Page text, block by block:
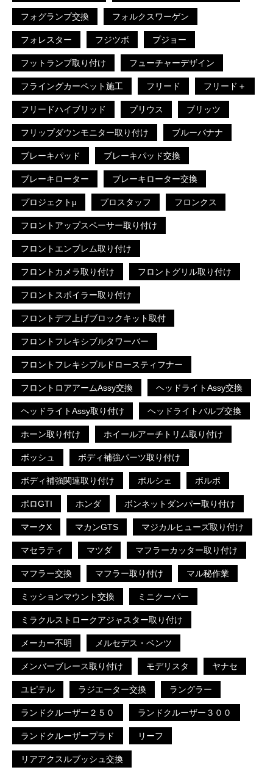
フォグランプ交換 フォルクスワーゲン
フォレスター フジツボ プジョー
フットランプ取り付け フューチャーデザイン
フライングカーペット施工 フリード フリード＋
フリードハイブリッド プリウス ブリッツ
フリップダウンモニター取り付け ブルーバナナ
ブレーキパッド ブレーキパッド交換
ブレーキローター ブレーキローター交換
プロジェクトμ プロスタッフ フロンクス
フロントアップスペーサー取り付け
フロントエンブレム取り付け
フロントカメラ取り付け フロントグリル取り付け
フロントスポイラー取り付け
フロントデフ上げブロックキット取付
フロントフレキシブルタワーバー
フロントフレキシブルドロースティフナー
フロントロアアームAssy交換 ヘッドライトAssy交換
ヘッドライトAssy取り付け ヘッドライトバルブ交換
ホーン取り付け ホイールアーチトリム取り付け
ボッシュ ボディ補強パーツ取り付け
ボディ補強関連取り付け ポルシェ ボルボ
ポロGTI ホンダ ボンネットダンパー取り付け
マークX マカンGTS マジカルヒューズ取り付け
マセラティ マツダ マフラーカッター取り付け
マフラー交換 マフラー取り付け マル秘作業
ミッションマウント交換 ミニクーパー
ミラクルストロークアジャスター取り付け
メーカー不明 メルセデス・ベンツ
メンバーブレース取り付け モデリスタ ヤナセ
ユピテル ラジエーター交換 ラングラー
ランドクルーザー２５０ ランドクルーザー３００
ランドクルーザープラド リーフ
リアアクスルブッシュ交換